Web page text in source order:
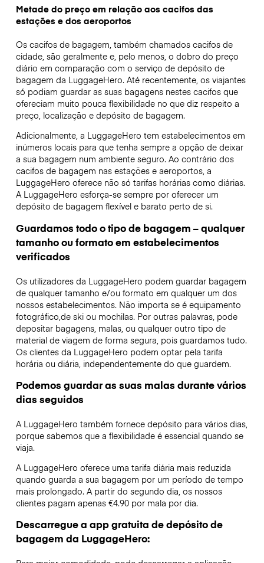
Metade do preço em relação aos cacifos das
estações e dos aeroportos
Os cacifos de bagagem, também chamados cacifos de
cidade, são geralmente e, pelo menos, o dobro do preço
diário em comparação com o serviço de depósito de
bagagem da LuggageHero. Até recentemente, os viajantes
só podiam guardar as suas bagagens nestes cacifos que
ofereciam muito pouca flexibilidade no que diz respeito a
preço, localização e depósito de bagagem.
Adicionalmente, a LuggageHero tem estabelecimentos em
inúmeros locais para que tenha sempre a opção de deixar
a sua bagagem num ambiente seguro. Ao contrário dos
cacifos de bagagem nas estações e aeroportos, a
LuggageHero oferece não só tarifas horárias como diárias.
A LuggageHero esforça-se sempre por oferecer um
depósito de bagagem flexível e barato perto de si.
Guardamos todo o tipo de bagagem – qualquer
tamanho ou formato em estabelecimentos
verificados
Os utilizadores da LuggageHero podem guardar bagagem
de qualquer tamanho e/ou formato em qualquer um dos
nossos estabelecimentos. Não importa se é equipamento
fotográfico,de ski ou mochilas. Por outras palavras, pode
depositar bagagens, malas, ou qualquer outro tipo de
material de viagem de forma segura, pois guardamos tudo.
Os clientes da LuggageHero podem optar pela tarifa
horária ou diária, independentemente do que guardem.
Podemos guardar as suas malas durante vários
dias seguidos
A LuggageHero também fornece depósito para vários dias,
porque sabemos que a flexibilidade é essencial quando se
viaja.
A LuggageHero oferece uma tarifa diária mais reduzida
quando guarda a sua bagagem por um período de tempo
mais prolongado. A partir do segundo dia, os nossos
clientes pagam apenas €4.90 por mala por dia.
Descarregue a app gratuita de depósito de
bagagem da LuggageHero: